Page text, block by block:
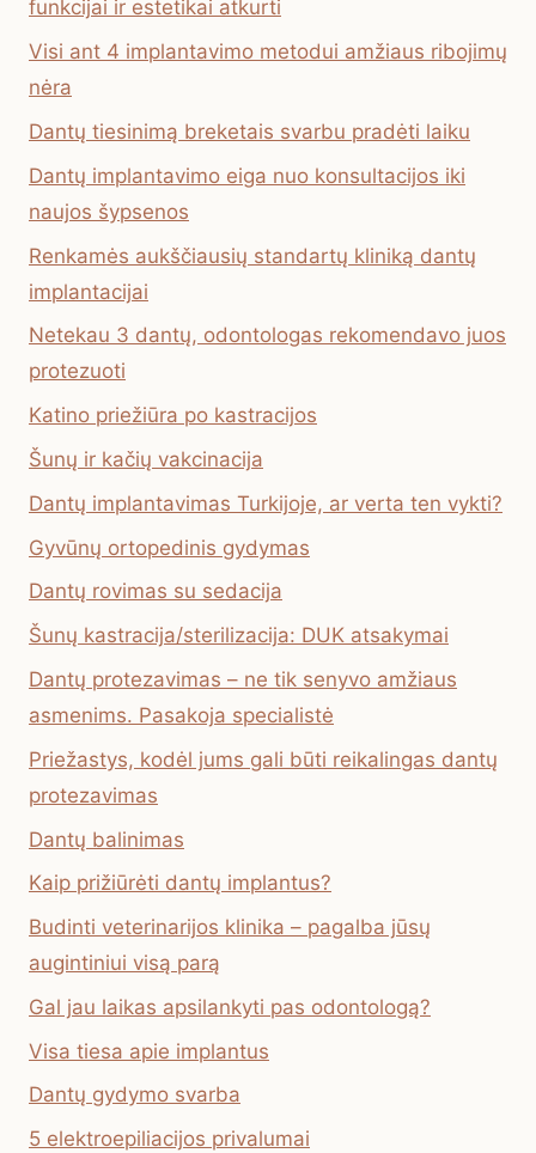
funkcijai ir estetikai atkurti
Visi ant 4 implantavimo metodui amžiaus ribojimų
nėra
Dantų tiesinimą breketais svarbu pradėti laiku
Dantų implantavimo eiga nuo konsultacijos iki
naujos šypsenos
Renkamės aukščiausių standartų kliniką dantų
implantacijai
Netekau 3 dantų, odontologas rekomendavo juos
protezuoti
Katino priežiūra po kastracijos
Šunų ir kačių vakcinacija
Dantų implantavimas Turkijoje, ar verta ten vykti?
Gyvūnų ortopedinis gydymas
Dantų rovimas su sedacija
Šunų kastracija/sterilizacija: DUK atsakymai
Dantų protezavimas – ne tik senyvo amžiaus
asmenims. Pasakoja specialistė
Priežastys, kodėl jums gali būti reikalingas dantų
protezavimas
Dantų balinimas
Kaip prižiūrėti dantų implantus?
Budinti veterinarijos klinika – pagalba jūsų
augintiniui visą parą
Gal jau laikas apsilankyti pas odontologą?
Visa tiesa apie implantus
Dantų gydymo svarba
5 elektroepiliacijos privalumai